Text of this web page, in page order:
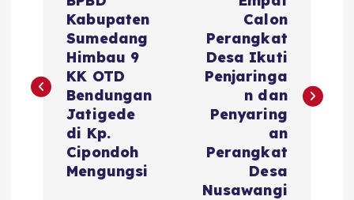
i
Kabupaten
Sumedang
Himbau 9
KK OTD
Bendungan
Jatigede
di Kp.
Cipondoh
Mengungsi
Calon
Perangkat
Desa Ikuti
Penjaringa
n dan
Penyaring
an
Perangkat
Desa
Nusawangi